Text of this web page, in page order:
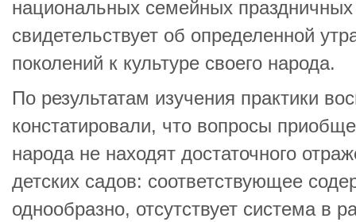
национальных семейных
свидетельствует об определенной
поколений к культуре своего народа.
По результатам изучения практики
констатировали, что вопросы
народа не находят достаточного
детских садов: соответствующее
однообразно, отсутствует система в